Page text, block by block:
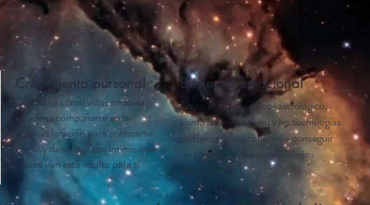
Crecimiento personal
Descubre cómo estas terapias
pueden acompañarte en la
autoexploración para conocerte
mejor y descubrir eso íntimo que
quizás aún está oculto para ti.
Bienestar emocional
Tanto el análisis psico-astrológico,
como la terapia floral y las tecnologías
de frecuencias, te llevan a conseguir
un balance en los desequilibrios
emocionales.